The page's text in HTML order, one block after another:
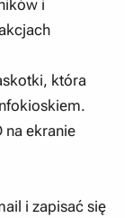
i
która
na ekranie
i zapisać się